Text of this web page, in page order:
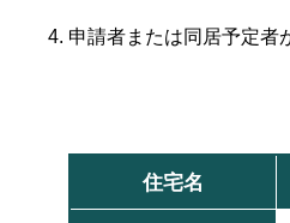
申請者または同居予定者
住宅名